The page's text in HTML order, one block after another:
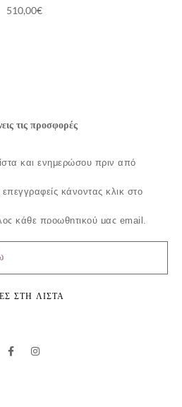
510,00€
τις προσφορές
και ενημερώσου πριν από
κάνοντας κλικ στο
κάθε προωθητικού μας email.
ΣΤΗ ΛΙΣΤΑ